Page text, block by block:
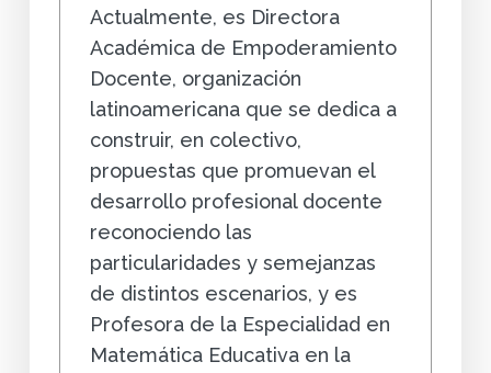
Actualmente, es Directora
Académica de Empoderamiento
Docente, organización
latinoamericana que se dedica a
construir, en colectivo,
propuestas que promuevan el
desarrollo profesional docente
reconociendo las
particularidades y semejanzas
de distintos escenarios, y es
Profesora de la Especialidad en
Matemática Educativa en la